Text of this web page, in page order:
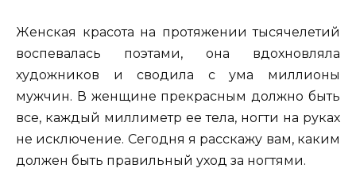
Женская красота на протяжении тысячелетий
воспевалась поэтами, она вдохновляла
художников и сводила с ума миллионы
мужчин. В женщине прекрасным должно быть
все, каждый миллиметр ее тела, ногти на руках
не исключение. Сегодня я расскажу вам, каким
должен быть правильный уход за ногтями.